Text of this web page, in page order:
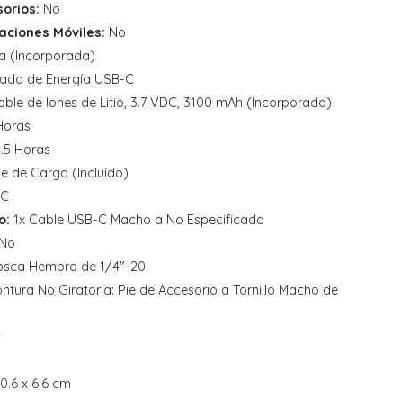
No
Móviles: No
(Incorporada)
de Energía USB-C
de Iones de Litio, 3.7 VDC, 3100 mAh (Incorporada)
Horas
de Carga (Incluido)
1x Cable USB-C Macho a No Especificado
No
Hembra de 1/4"-20
No Giratoria: Pie de Accesorio a Tornillo Macho de
x 6.6 cm